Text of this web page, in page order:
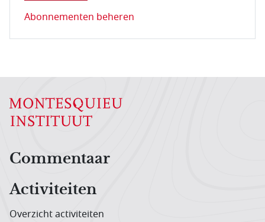
Abonnementen beheren
Hoofdnavigatiemenu
Commentaar
Activiteiten
Overzicht activiteiten